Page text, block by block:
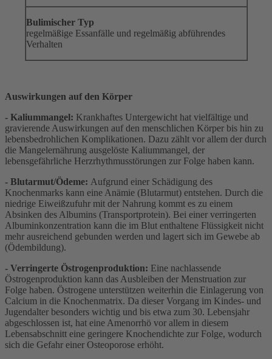
Bulimischer Typ
regelmäßige Essanfälle und regelmäßig abführendes
Verhalten
Auswirkungen auf den Körper
- Kaliummangel: Krankhaftes Untergewicht hat vielfältige und
gravierende Auswirkungen auf den menschlichen Körper bis hin zu
lebensbedrohlichen Komplikationen. Dazu zählt vor allem der durch
die Mangelernährung ausgelöste Kaliummangel, der
lebensgefährliche Herzrhythmusstörungen zur Folge haben kann.
- Blutarmut/Ödeme: Aufgrund einer Schädigung des
Knochenmarks kann eine Anämie (Blutarmut) entstehen. Durch die
niedrige Eiweißzufuhr mit der Nahrung kommt es zu einem
Absinken des Albumins (Transportprotein). Bei einer verringerten
Albuminkonzentration kann die im Blut enthaltene Flüssigkeit nicht
mehr ausreichend gebunden werden und lagert sich im Gewebe ab
(Ödembildung).
- Verringerte Östrogenproduktion: Eine nachlassende
Östrogenproduktion kann das Ausbleiben der Menstruation zur
Folge haben. Östrogene unterstützen weiterhin die Einlagerung von
Calcium in die Knochenmatrix. Da dieser Vorgang im Kindes- und
Jugendalter besonders wichtig und bis etwa zum 30. Lebensjahr
abgeschlossen ist, hat eine Amenorrhö vor allem in diesem
Lebensabschnitt eine geringere Knochendichte zur Folge, wodurch
sich die Gefahr einer Osteoporose erhöht.